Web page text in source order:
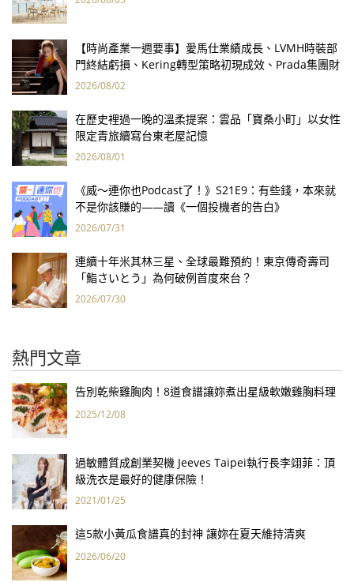
【時尚產業一週要事】愛馬仕業績成長、LVMH時裝部
門終結虧損、Kering轉型策略初現成效、Prada集團財
報亮眼
2026/08/02
在歷史裡過一晚的溫柔提案：雲品「寶桑小町」以女性
限定青旅續寫台東老屋記憶
2026/08/01
《威～連你也Podcast了！》S21E9：有些錢，本來就
不是你該賺的——讀《一個投機者的告白》
2026/07/31
連續十年米其林三星、全球最難預約！東京傳奇壽司
「鮨さいとう」為何破例首度來台？
2026/07/30
熱門文章
告別乾柴雞胸肉！8道食譜讓妳煮出星級軟嫩雞胸料理
2025/12/08
過敏體質成創業契機 Jeeves Taipei執行長李翊菲：頂
級洗衣是最好的健康保險！
2021/01/25
這5款小黃瓜食譜真的封神 讓妳在夏天維持清爽
2026/06/20